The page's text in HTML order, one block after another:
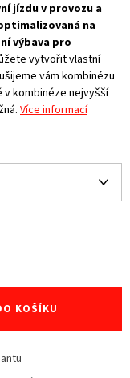
jízdu v provozu a
na
výbava pro
vytvořit vlastní
vám kombinézu
v kombinéze nejvyšší
Více informací
KOŠÍKU